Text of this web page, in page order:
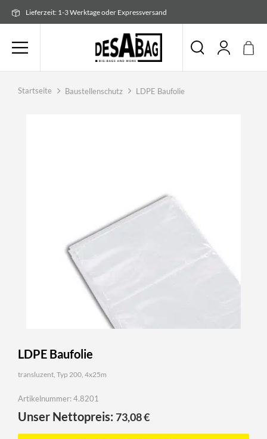
Inhalt
Lieferzeit: 1-3 Werktage oder Expressversand
Startseite Baustellenschutz LDPE Baufolie
LDPE Baufolie
transluzent, Typ 200, 4x25m
Artikelnummer: 4.8201
Unser Nettopreis: 73,08€